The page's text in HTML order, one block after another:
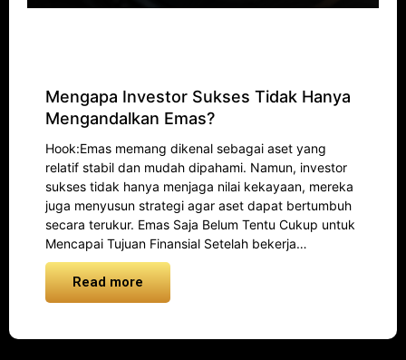
Mengapa Investor Sukses Tidak Hanya
Mengandalkan Emas?
Hook:Emas memang dikenal sebagai aset yang
relatif stabil dan mudah dipahami. Namun, investor
sukses tidak hanya menjaga nilai kekayaan, mereka
juga menyusun strategi agar aset dapat bertumbuh
secara terukur. Emas Saja Belum Tentu Cukup untuk
Mencapai Tujuan Finansial Setelah bekerja…
Read more